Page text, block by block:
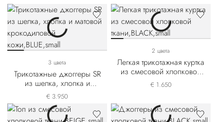
3 цвета
Трикотажные джоггеры SR
из шелка, хлопка и
матовой крокодиловой
кожи
€ 3.950
2 цвета
Легкая трикотажная куртка
из смесовой хлопковой
ткани
€ 1.650